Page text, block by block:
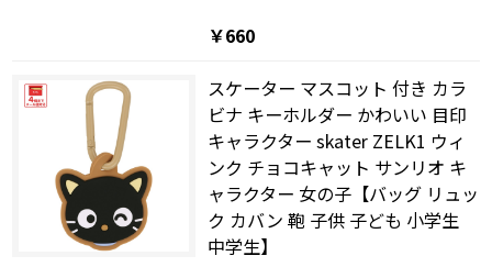
￥660
スケーター マスコット 付き カラ
ビナ キーホルダー かわいい 目印
キャラクター skater ZELK1 ウィ
ンク チョコキャット サンリオ キ
ャラクター 女の子【バッグ リュッ
ク カバン 鞄 子供 子ども 小学生
中学生】